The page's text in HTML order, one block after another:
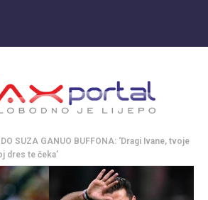
DO SUZA GANUO BUFFONA: ‘Dragi Ivane, tvoje
dres te čeka’